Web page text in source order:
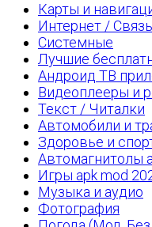
Карты и
Интернет / Связь
Системные
Лучшие
Андроид ТВ
Видеоплееры и
Текст / Читалки
Автомобили и
Здоровье и
Автомагнитолы
Игры apk mod
Музыка и аудио
Фотография